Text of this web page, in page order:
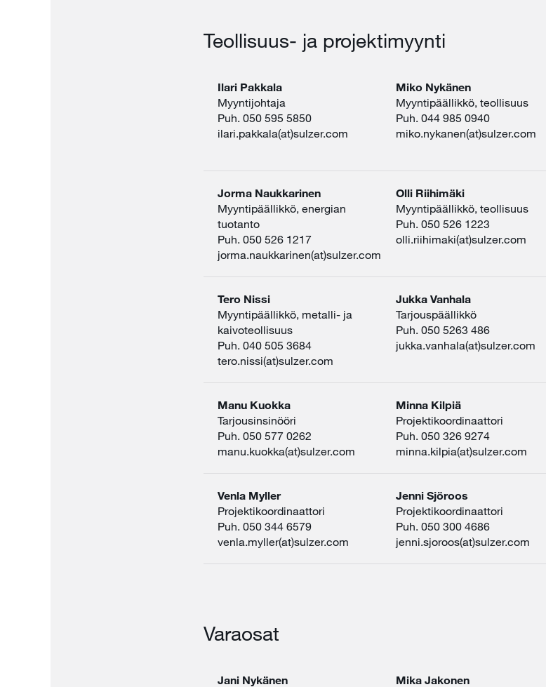
Teollisuus- ja projektimyynti
Ilari Pakkala
Myyntijohtaja
Puh. 050 595 5850
ilari.pakkala(at)sulzer.com
Miko Nykänen
Myyntipäällikkö, teollisuus
Puh. 044 985 0940
miko.nykanen(at)sulzer.com
Jorma Naukkarinen
Myyntipäällikkö, energian
tuotanto
Puh. 050 526 1217
jorma.naukkarinen(at)sulzer.com
Olli Riihimäki
Myyntipäällikkö, teollisuus
Puh. 050 526 1223
olli.riihimaki(at)sulzer.com
Tero Nissi
Myyntipäällikkö, metalli- ja
kaivoteollisuus
Puh. 040 505 3684
tero.nissi(at)sulzer.com
Jukka Vanhala
Tarjouspäällikkö
Puh. 050 5263 486
jukka.vanhala(at)sulzer.com
Manu Kuokka
Tarjousinsinööri
Puh. 050 577 0262
manu.kuokka(at)sulzer.com
Minna Kilpiä
Projektikoordinaattori
Puh. 050 326 9274
minna.kilpia(at)sulzer.com
Venla Myller
Projektikoordinaattori
Puh. 050 344 6579
venla.myller(at)sulzer.com
Jenni Sjöroos
Projektikoordinaattori
Puh. 050 300 4686
jenni.sjoroos(at)sulzer.com
Varaosat
Jani Nykänen
Mika Jakonen